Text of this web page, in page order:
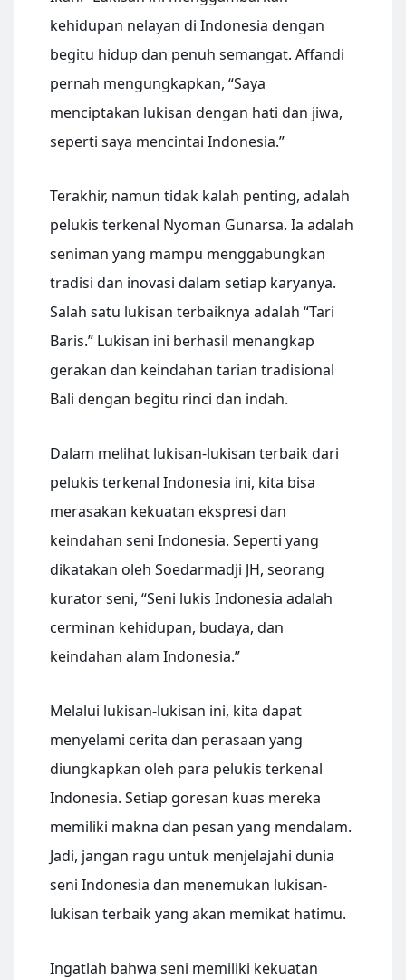
kehidupan nelayan di Indonesia dengan
begitu hidup dan penuh semangat. Affandi
pernah mengungkapkan, “Saya
menciptakan lukisan dengan hati dan jiwa,
seperti saya mencintai Indonesia.”
Terakhir, namun tidak kalah penting, adalah
pelukis terkenal Nyoman Gunarsa. Ia adalah
seniman yang mampu menggabungkan
tradisi dan inovasi dalam setiap karyanya.
Salah satu lukisan terbaiknya adalah “Tari
Baris.” Lukisan ini berhasil menangkap
gerakan dan keindahan tarian tradisional
Bali dengan begitu rinci dan indah.
Dalam melihat lukisan-lukisan terbaik dari
pelukis terkenal Indonesia ini, kita bisa
merasakan kekuatan ekspresi dan
keindahan seni Indonesia. Seperti yang
dikatakan oleh Soedarmadji JH, seorang
kurator seni, “Seni lukis Indonesia adalah
cerminan kehidupan, budaya, dan
keindahan alam Indonesia.”
Melalui lukisan-lukisan ini, kita dapat
menyelami cerita dan perasaan yang
diungkapkan oleh para pelukis terkenal
Indonesia. Setiap goresan kuas mereka
memiliki makna dan pesan yang mendalam.
Jadi, jangan ragu untuk menjelajahi dunia
seni Indonesia dan menemukan lukisan-
lukisan terbaik yang akan memikat hatimu.
Ingatlah bahwa seni memiliki kekuatan